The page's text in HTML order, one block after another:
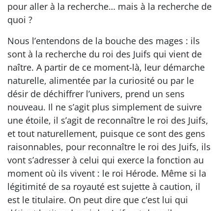
pour aller à la recherche… mais à la recherche de
quoi ?
Nous l’entendons de la bouche des mages : ils
sont à la recherche du roi des Juifs qui vient de
naître. A partir de ce moment-là, leur démarche
naturelle, alimentée par la curiosité ou par le
désir de déchiffrer l’univers, prend un sens
nouveau. Il ne s’agit plus simplement de suivre
une étoile, il s’agit de reconnaître le roi des Juifs,
et tout naturellement, puisque ce sont des gens
raisonnables, pour reconnaître le roi des Juifs, ils
vont s’adresser à celui qui exerce la fonction au
moment où ils vivent : le roi Hérode. Même si la
légitimité de sa royauté est sujette à caution, il
est le titulaire. On peut dire que c’est lui qui